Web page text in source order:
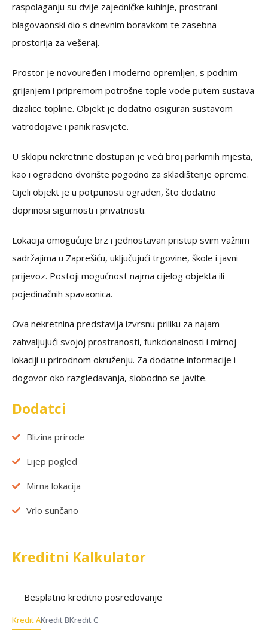
raspolaganju su dvije zajedničke kuhinje, prostrani
blagovaonski dio s dnevnim boravkom te zasebna
prostorija za vešeraj.
Prostor je novouređen i moderno opremljen, s podnim
grijanjem i pripremom potrošne tople vode putem sustava
dizalice topline. Objekt je dodatno osiguran sustavom
vatrodojave i panik rasvjete.
U sklopu nekretnine dostupan je veći broj parkirnih mjesta,
kao i ograđeno dvorište pogodno za skladištenje opreme.
Cijeli objekt je u potpunosti ograđen, što dodatno
doprinosi sigurnosti i privatnosti.
Lokacija omogućuje brz i jednostavan pristup svim važnim
sadržajima u Zaprešiću, uključujući trgovine, škole i javni
prijevoz. Postoji mogućnost najma cijelog objekta ili
pojedinačnih spavaonica.
Ova nekretnina predstavlja izvrsnu priliku za najam
zahvaljujući svojoj prostranosti, funkcionalnosti i mirnoj
lokaciji u prirodnom okruženju. Za dodatne informacije i
dogovor oko razgledavanja, slobodno se javite.
Dodatci
Blizina prirode
Lijep pogled
Mirna lokacija
Vrlo sunčano
Kreditni Kalkulator
Besplatno kreditno posredovanje
Kredit AKredit BKredit C